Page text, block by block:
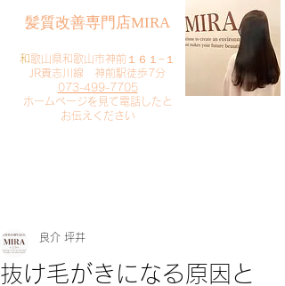
​髪質改善専門店MIRA
​和歌山県和歌山市神前１６１−１
JR貴志川線 神前駅徒歩7分
073-499-7705
​ホームページを見て電話したと
お伝えください
抜け毛がきになる原因と
良介 坪井